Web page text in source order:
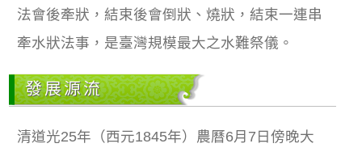
法會後牽狀，結束後會倒狀、燒狀，結束一連串
牽水狀法事，是臺灣規模最大之水難祭儀。
發展源流
清道光25年（西元1845年）農曆6月7日傍晚大